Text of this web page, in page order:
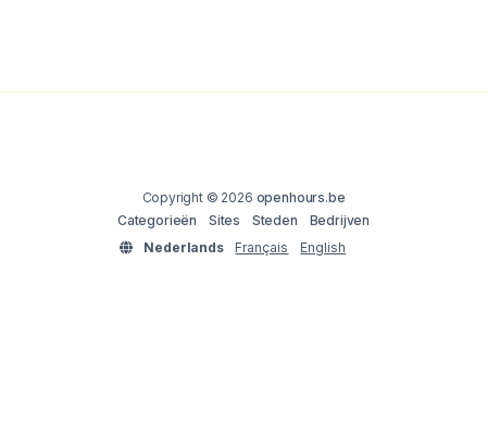
Copyright © 2026 openhours.be
Categorieën
Sites Steden
Bedrijven
Nederlands
Français English